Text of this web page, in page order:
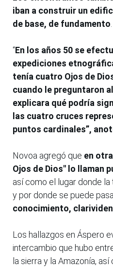
iban a construir un
de base, de fundamento
“En los años 50 se
expediciones
tenía cuatro Ojos de
cuando le preguntaron
explicara qué podría
las cuatro cruces
puntos cardinales”,
Novoa agregó que en
Ojos de Dios" lo llaman
así como el lugar donde
y por donde se puede
conocimiento,
Los hallazgos en Áspero
intercambio que hubo
la sierra y la Amazonía,